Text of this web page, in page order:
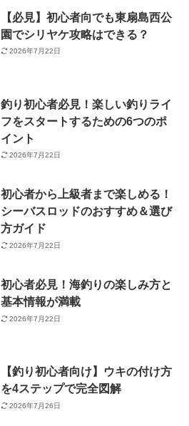
【必見】初心者向でも東扇島西公
園でシリヤケ攻略はできる？
2026年7月22日
釣り初心者必見！楽しい釣りライ
フをスタートするための6つのポ
イント
2026年7月22日
初心者から上級者まで楽しめる！
シーバスロッドのおすすめ＆選び
方ガイド
2026年7月22日
初心者必見！海釣りの楽しみ方と
基本情報が満載
2026年7月22日
【釣り初心者向け】ウキの付け方
を4ステップで完全図解
2026年7月26日